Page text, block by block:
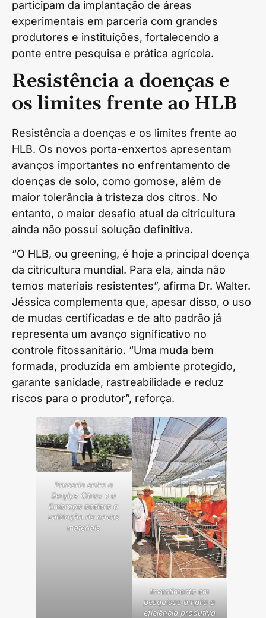
participam da implantação de áreas
experimentais em parceria com grandes
produtores e instituições, fortalecendo a
ponte entre pesquisa e prática agrícola.
Resistência a doenças e
os limites frente ao HLB
Resistência a doenças e os limites frente ao
HLB. Os novos porta-enxertos apresentam
avanços importantes no enfrentamento de
doenças de solo, como gomose, além de
maior tolerância à tristeza dos citros. No
entanto, o maior desafio atual da citricultura
ainda não possui solução definitiva.
“O HLB, ou greening, é hoje a principal doença
da citricultura mundial. Para ela, ainda não
temos materiais resistentes”, afirma Dr. Walter.
Jéssica complementa que, apesar disso, o uso
de mudas certificadas e de alto padrão já
representa um avanço significativo no
controle fitossanitário. “Uma muda bem
formada, produzida em ambiente protegido,
garante sanidade, rastreabilidade e reduz
riscos para o produtor”, reforça.
Parceria entre a
Sergipe Citrus e a
Embrapa acelera a
validação de novos
materiais
Investimento em
pesquisas amplia a
eficiência produtiva